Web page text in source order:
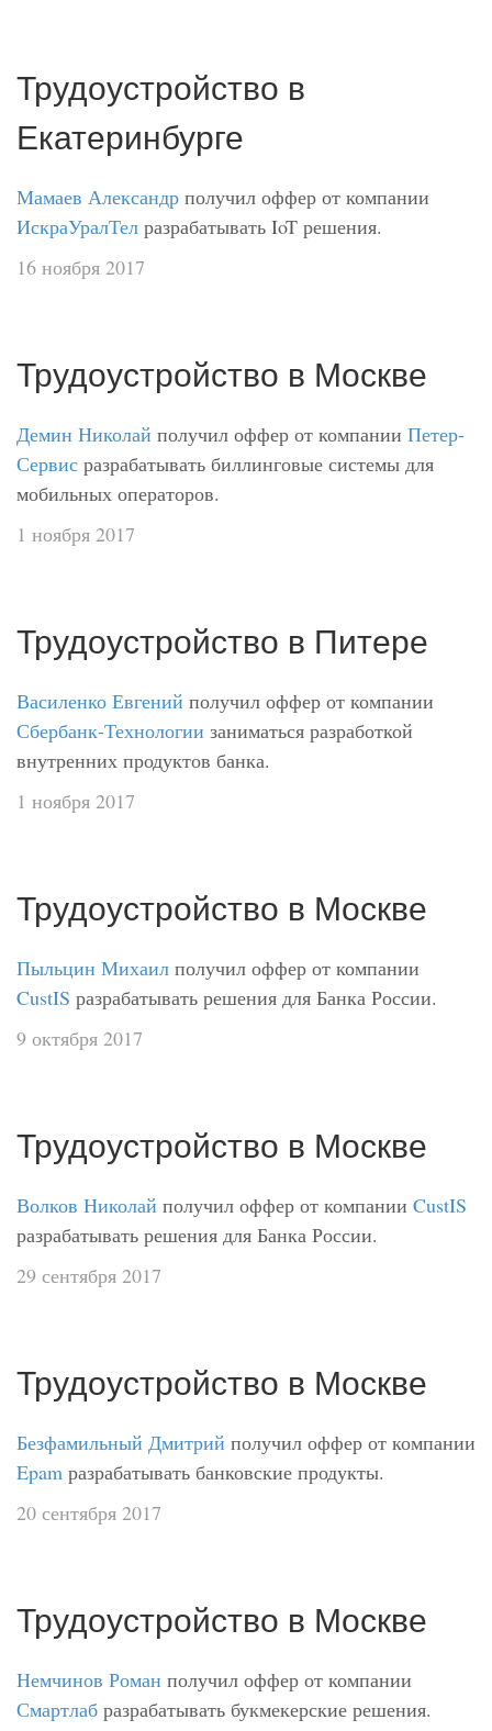
Трудоустройство в
Екатеринбурге
Мамаев Александр получил оффер от компании
ИскраУралТел разрабатывать IoT решения.
16 ноября 2017
Трудоустройство в Москве
Демин Николай получил оффер от компании Петер-
Сервис разрабатывать биллинговые системы для
мобильных операторов.
1 ноября 2017
Трудоустройство в Питере
Василенко Евгений получил оффер от компании
Сбербанк-Технологии заниматься разработкой
внутренних продуктов банка.
1 ноября 2017
Трудоустройство в Москве
Пыльцин Михаил получил оффер от компании
CustIS разрабатывать решения для Банка России.
9 октября 2017
Трудоустройство в Москве
Волков Николай получил оффер от компании CustIS
разрабатывать решения для Банка России.
29 сентября 2017
Трудоустройство в Москве
Безфамильный Дмитрий получил оффер от компании
Epam разрабатывать банковские продукты.
20 сентября 2017
Трудоустройство в Москве
Немчинов Роман получил оффер от компании
Смартлаб разрабатывать букмекерские решения.